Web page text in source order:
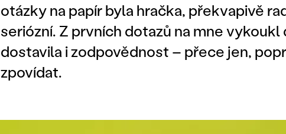
otázky na papír byla hračka, překvapivě
seriózní. Z prvních dotazů na mne vykoukl
dostavila i zodpovědnost – přece jen,
zpovídat.